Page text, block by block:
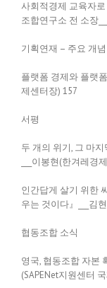
사회적경제 교육자
조합연구소 전 소장
기획연재 – 주요 개
플랫폼 경제와 플랫
제센터장) 157
서평
두 개의 위기, 그 마
___이봉현(한겨레
인간답게 살기 위한
우는 것이다』___김
협동조합 소식
영국, 협동조합 자본
(SAPENet지원센터